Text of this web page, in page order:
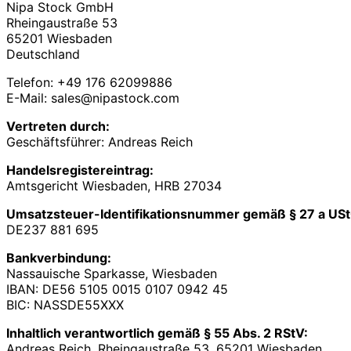
Nipa Stock GmbH
Rheingaustraße 53
65201 Wiesbaden
Deutschland
Telefon: +49 176 62099886
E-Mail: sales@nipastock.com
Vertreten durch:
Geschäftsführer: Andreas Reich
Handelsregistereintrag:
Amtsgericht Wiesbaden, HRB 27034
Umsatzsteuer-Identifikationsnummer gemäß § 27 a
DE237 881 695
Bankverbindung:
Nassauische Sparkasse, Wiesbaden
IBAN: DE56 5105 0015 0107 0942 45
BIC: NASSDE55XXX
Inhaltlich verantwortlich gemäß § 55 Abs. 2 RStV: